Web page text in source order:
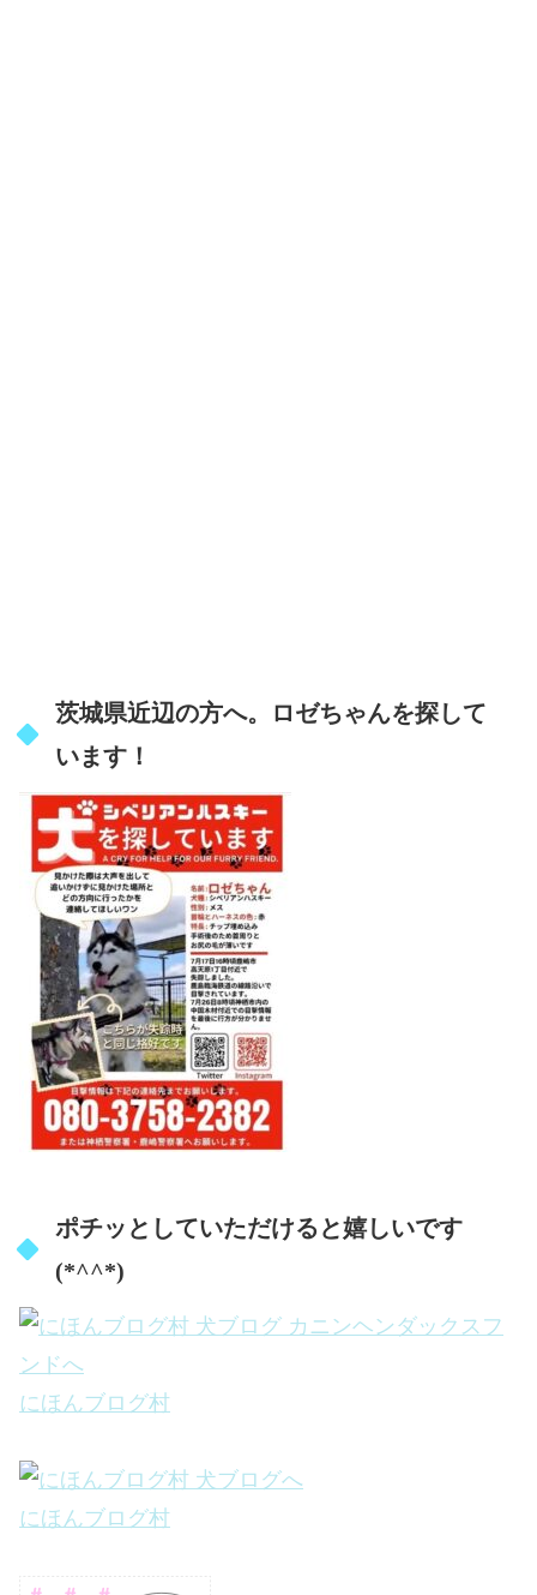
茨城県近辺の方へ。ロゼちゃんを探して
います！
ポチッとしていただけると嬉しいです
(*^^*)
にほんブログ村
にほんブログ村